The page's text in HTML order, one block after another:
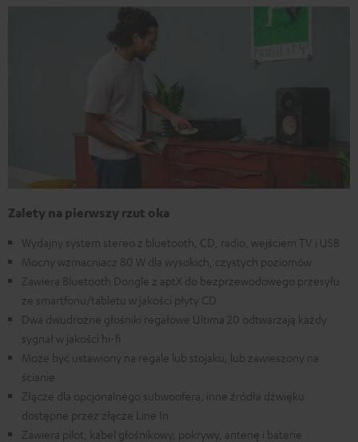
Zalety na pierwszy rzut oka
Wydajny system stereo z bluetooth, CD, radio, wejściem TV i USB
Mocny wzmacniacz 80 W dla wysokich, czystych poziomów
Zawiera Bluetooth Dongle z aptX do bezprzewodowego przesyłu
ze smartfonu/tabletu w jakości płyty CD
Dwa dwudrożne głośniki regałowe Ultima 20 odtwarzają każdy
sygnał w jakości hi-fi
Może być ustawiony na regale lub stojaku, lub zawieszony na
ścianie
Złącze dla opcjonalnego subwoofera, inne źródła dźwięku
dostępne przez złącze Line In
Zawiera pilot, kabel głośnikowy, pokrywy, antenę i baterie